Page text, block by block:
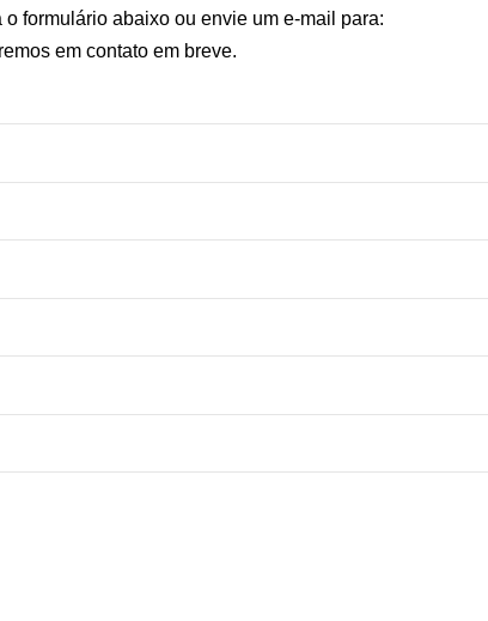
formulário abaixo ou envie um e-mail para:
em contato em breve.